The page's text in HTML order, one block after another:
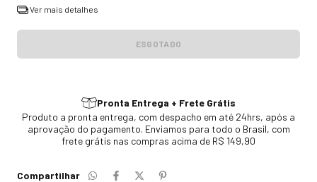
Ver mais detalhes
Pronta Entrega + Frete Grátis
Produto a pronta entrega, com despacho em até 24hrs, após a
aprovação do pagamento. Enviamos para todo o Brasil, com
frete grátis nas compras acima de R$ 149,90
Compartilhar